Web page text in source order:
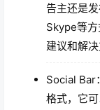
告主还是
Skype等
建议和解决
Social Bar
格式，它